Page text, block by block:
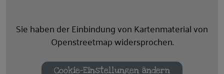
Sie haben der Einbindung von Kartenmaterial von
Openstreetmap widersprochen.
Cookie-Einstellungen ändern